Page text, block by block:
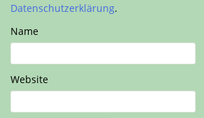
Datenschutzerklärung.
Name
Website